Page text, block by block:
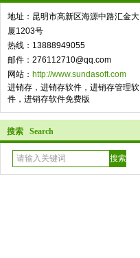
地址：昆明市高新区海源中路汇金大
厦1203号
热线：13888949055
邮件：276112710@qq.com
网站： http://www.sundasoft.com
进销存，进销存软件，进销存管理软
件，进销存软件免费版
搜索 Search